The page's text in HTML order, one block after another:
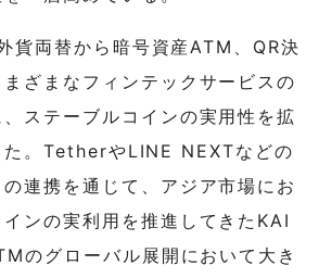
貨両替から暗号資産ATM、QR決
ざまなフィンテックサービスの
ステーブルコインの実用性を拡
た。TetherやLINE NEXTなどの
連携を通じて、アジア市場にお
ンの実利用を推進してきたKAI
のグローバル展開において大き